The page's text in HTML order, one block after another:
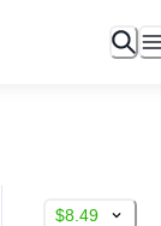
$8.49